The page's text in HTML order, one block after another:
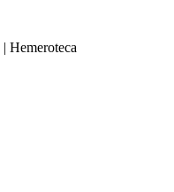
| Hemeroteca